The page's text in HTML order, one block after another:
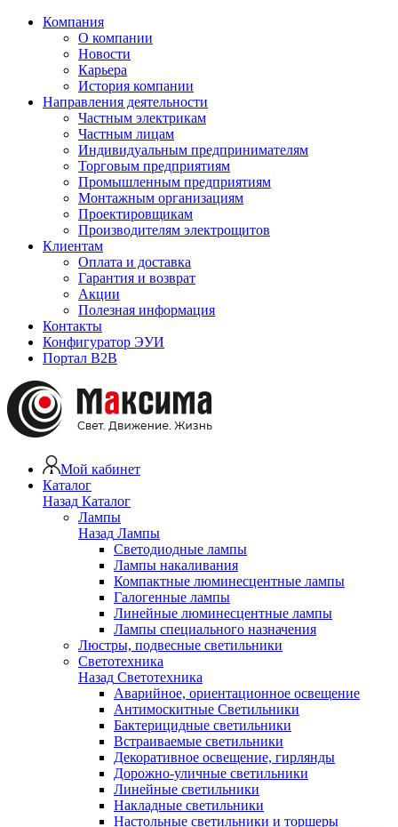
Компания
О компании
Новости
Карьера
История компании
Направления деятельности
Частным электрикам
Частным лицам
Индивидуальным предпринимателям
Торговым предприятиям
Промышленным предприятиям
Монтажным организациям
Проектировщикам
Производителям электрощитов
Клиентам
Оплата и доставка
Гарантия и возврат
Акции
Полезная информация
Контакты
Конфигуратор ЭУИ
Портал B2B
Мой кабинет
Каталог
Назад Каталог
Лампы
Назад Лампы
Светодиодные лампы
Лампы накаливания
Компактные люминесцентные лампы
Галогенные лампы
Линейные люминесцентные лампы
Лампы специального назначения
Люстры, подвесные светильники
Светотехника
Назад Светотехника
Аварийное, ориентационное освещение
Антимоскитные Светильники
Бактерицидные светильники
Встраиваемые светильники
Декоративное освещение, гирлянды
Дорожно-уличные светильники
Линейные светильники
Накладные светильники
Настольные светильники и торшеры